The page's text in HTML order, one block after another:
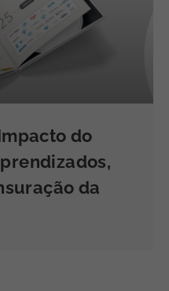
do
da